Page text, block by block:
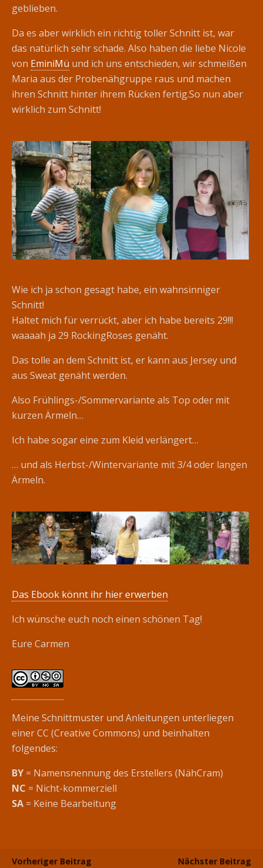
geblieben.
Da es aber wirklich ein richtig toller Schnitt ist, war
das natürlich sehr schade. Also haben die liebe Nicole
von EminiMü und ich uns entschieden, wir schmeißen
Maria aus der Probenähgruppe raus und machen
ihren Schnitt hinter ihrem Rücken fertig.So nun aber
wirklich zum Schnitt!
Wie ich ja schon gesagt habe, ein wahnsinniger
Schnitt!
Haltet mich für verrückt, aber ich habe bereits 29!!!
waaaah ja 29 RockingRoses genäht.
Das tolle an dem Schnitt ist, er kann aus Jersey und
aus Sweat genäht werden.
Also Frühlings-/Sommervariante als Top oder mit
kurzen Ärmeln…
Ich habe sogar eine zum Kleid verlängert…
… und als Herbst-/Wintervariante mit 3/4 oder langen
Ärmeln.
Das Ebook könnt ihr hier erwerben
Ich wünsche euch noch einen schönen Tag!
Eure Carmen
Meine Schnittmuster und Anleitungen unterliegen
einer CC (Creative Commons) und beinhalten
folgendes:
BY = Namensnennung des Erstellers (NähCram)
NC = Nicht-kommerziell
SA = Keine Bearbeitung
Vorheriger Beitrag Nächster Beitrag